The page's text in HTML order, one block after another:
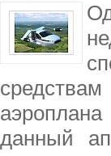
данный